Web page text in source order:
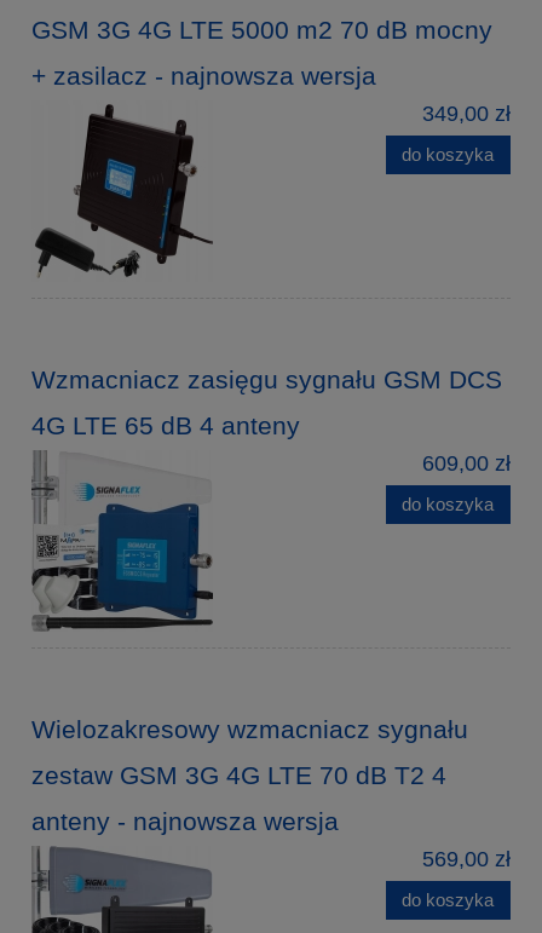
GSM 3G 4G LTE 5000 m2 70 dB mocny
+ zasilacz - najnowsza wersja
349,00 zł
do koszyka
Wzmacniacz zasięgu sygnału GSM DCS
4G LTE 65 dB 4 anteny
609,00 zł
do koszyka
Wielozakresowy wzmacniacz sygnału
zestaw GSM 3G 4G LTE 70 dB T2 4
anteny - najnowsza wersja
569,00 zł
do koszyka